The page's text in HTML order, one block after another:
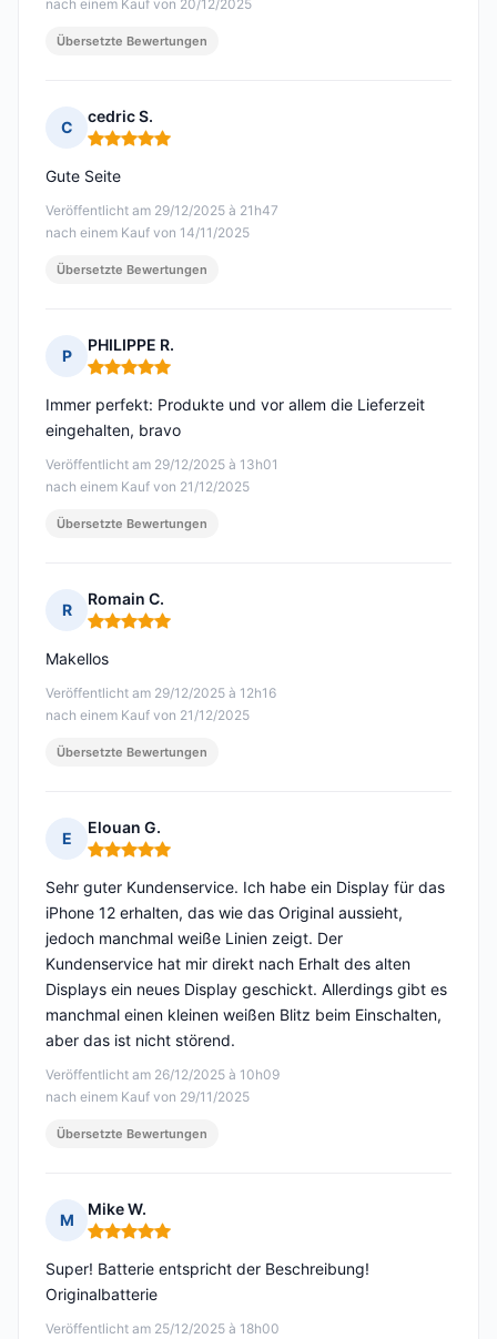
nach einem Kauf von 20/12/2025
Übersetzte Bewertungen
C
cedric S.
Hinweis: 5 von 5
Veröffentlicht am 29/12/2025 à 21h47
nach einem Kauf von 14/11/2025
Gute Seite
Übersetzte Bewertungen
P
PHILIPPE R.
Hinweis: 5 von 5
Veröffentlicht am 29/12/2025 à 13h01
nach einem Kauf von 21/12/2025
Immer perfekt: Produkte und vor allem die Lieferzeit
eingehalten, bravo
Übersetzte Bewertungen
R
Romain C.
Hinweis: 5 von 5
Veröffentlicht am 29/12/2025 à 12h16
nach einem Kauf von 21/12/2025
Makellos
Übersetzte Bewertungen
E
Elouan G.
Hinweis: 5 von 5
Veröffentlicht am 26/12/2025 à 10h09
nach einem Kauf von 29/11/2025
Sehr guter Kundenservice. Ich habe ein Display für das
iPhone 12 erhalten, das wie das Original aussieht,
jedoch manchmal weiße Linien zeigt. Der
Kundenservice hat mir direkt nach Erhalt des alten
Displays ein neues Display geschickt. Allerdings gibt es
manchmal einen kleinen weißen Blitz beim Einschalten,
aber das ist nicht störend.
Übersetzte Bewertungen
M
Mike W.
Hinweis: 5 von 5
Veröffentlicht am 25/12/2025 à 18h00
Super! Batterie entspricht der Beschreibung!
Originalbatterie